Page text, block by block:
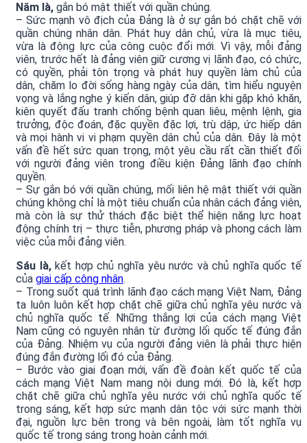
Năm là, gắn bó mật thiết với quần chúng.
– Sức mạnh vô địch của Đảng là ở sự gắn bó chặt chẽ với
quần chúng nhân dân. Phát huy dân chủ, vừa là mục tiêu,
vừa là động lực của công cuộc đổi mới. Vì vậy, mỗi đảng
viên, trước hết là đảng viên giữ cương vị lãnh đạo, có chức,
có quyền, phải tôn trọng và phát huy quyền làm chủ của
dân, chăm lo đời sống hàng ngày của dân, tìm hiểu nguyện
vọng và lắng nghe ý kiến dân, giúp đỡ dân khi gặp khó khăn,
kiên quyết đấu tranh chống bệnh quan liêu, mệnh lệnh, gia
trưởng, độc đoán, đặc quyền đặc lợi, trù dập, ức hiếp dân
và mọi hành vi vi phạm quyền dân chủ của dân. Đây là một
vấn đề hết sức quan trọng, một yêu cầu rất cần thiết đối
với người đảng viên trong điều kiện Đảng lãnh đạo chính
quyền.
– Sự gắn bó với quần chúng, mối liên hệ mật thiết với quần
chúng không chỉ là một tiêu chuẩn của nhân cách đảng viên,
mà còn là sự thử thách đặc biệt thể hiện năng lực hoạt
động chính trị – thực tiễn, phương pháp và phong cách làm
việc của mỗi đảng viên.
Sáu là,kết hợp chủ nghĩa yêu nước và chủ nghĩa quốc tế
của giai cấp công nhân.
– Trong suốt quá trình lãnh đạo cách mạng Việt Nam, Đảng
ta luôn luôn kết hợp chặt chẽ giữa chủ nghĩa yêu nước và
chủ nghĩa quốc tế. Những thắng lợi của cách mạng Việt
Nam cũng có nguyên nhân từ đường lối quốc tế đúng đắn
của Đảng. Nhiệm vụ của người đảng viên là phải thực hiện
đúng đắn đường lối đó của Đảng.
– Bước vào giai đoạn mới, vấn đề đoàn kết quốc tế của
cách mạng Việt Nam mang nội dung mới. Đó là, kết hợp
chặt chẽ giữa chủ nghĩa yêu nước với chủ nghĩa quốc tế
trong sáng, kết hợp sức mạnh dân tộc với sức mạnh thời
đại, nguồn lực bên trong và bên ngoài, làm tốt nghĩa vụ
quốc tế trong sáng trong hoàn cảnh mới.